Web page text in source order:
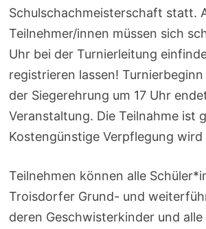
Schulschachmeisterschaft statt.
Teilnehmer/innen müssen sich
Uhr bei der Turnierleitung
registrieren lassen!
der Siegerehrung um 17 Uhr
Veranstaltung. Die Teilnahme ist
Kostengünstige Verpflegung
Teilnehmen können alle
Troisdorfer Grund- und
deren Geschwisterkinder und alle